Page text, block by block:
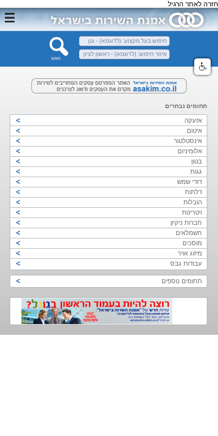
חזרה לאתר הרגיל
תחומים נבחרים
אזעקה
איטום
אינסטלטור
אלומיניום
בטון
גגות
דודי שמש
דלתות
הובלות
ויטרינות
חברות ניקיון
חשמלאים
מוסכים
מיזוג אויר
עבודות גבס
תחומים נוספים